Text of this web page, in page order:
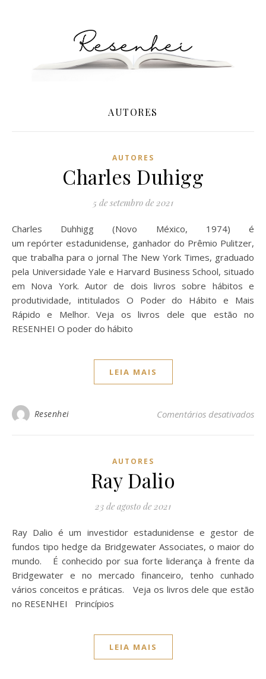
AUTORES
AUTORES
Charles Duhigg
5 de setembro de 2021
Charles Duhhigg (Novo México, 1974) é
um repórter estadunidense, ganhador do Prêmio Pulitzer,
que trabalha para o jornal The New York Times, graduado
pela Universidade Yale e Harvard Business School, situado
em Nova York. Autor de dois livros sobre hábitos e
produtividade, intitulados O Poder do Hábito e Mais
Rápido e Melhor. Veja os livros dele que estão no
RESENHEI O poder do hábito
LEIA MAIS
Resenhei Comentários desativados
AUTORES
Ray Dalio
23 de agosto de 2021
Ray Dalio é um investidor estadunidense e gestor de
fundos tipo hedge da Bridgewater Associates, o maior do
mundo. É conhecido por sua forte liderança à frente da
Bridgewater e no mercado financeiro, tenho cunhado
vários conceitos e práticas. Veja os livros dele que estão
no RESENHEI Princípios
LEIA MAIS